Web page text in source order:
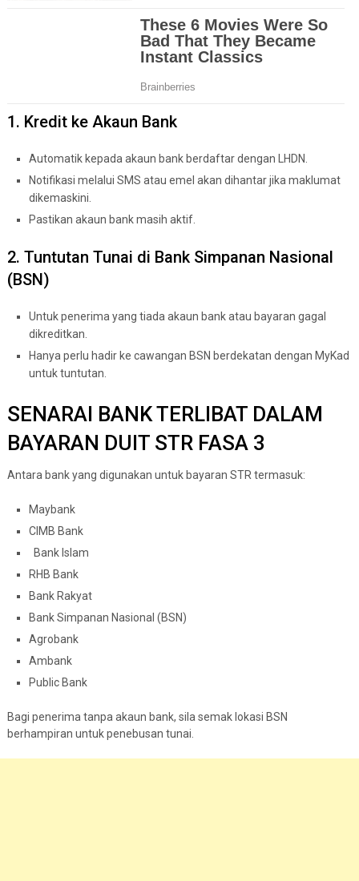
1. Kredit ke Akaun Bank
Automatik kepada akaun bank berdaftar dengan LHDN.
Notifikasi melalui SMS atau emel akan dihantar jika maklumat
dikemaskini.
Pastikan akaun bank masih aktif.
2. Tuntutan Tunai di Bank Simpanan Nasional
(BSN)
Untuk penerima yang tiada akaun bank atau bayaran gagal
dikreditkan.
Hanya perlu hadir ke cawangan BSN berdekatan dengan MyKad
untuk tuntutan.
SENARAI BANK TERLIBAT DALAM
BAYARAN DUIT STR FASA 3
Antara bank yang digunakan untuk bayaran STR termasuk:
Maybank
CIMB Bank
Bank Islam
RHB Bank
Bank Rakyat
Bank Simpanan Nasional (BSN)
Agrobank
Ambank
Public Bank
Bagi penerima tanpa akaun bank, sila semak lokasi BSN
berhampiran untuk penebusan tunai.